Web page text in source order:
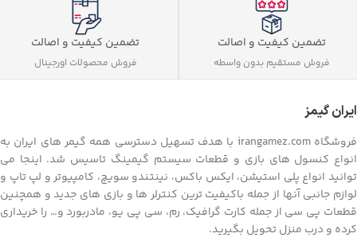
تضمین کیفیت و اصالت
فروش مستقیم بدون واسطه
تضمین کیفیت و اصالت
فروش محصولات اورجینال
ایران گیمز
فروشگاه irangamez.com با هدف تسهیل دسترسی همه گیمر های ایران به
انواع کنسول های بازی و قطعات سیستم گیمینگ تاسیس شد. اینجا می
توانید انواع پلی استیشن، ایکس باکس، نینتندو سویچ، کامپیوتر و لپ تاپ و
لوازم جانبی آنها از جمله باکیفیت ترین کنترلر ها و بازی های جدید و همچنین
قطعات پی سی از جمله کارت گرافیک، رم، سی پی یو، مادربورد و… را خریداری
کرده و درب منزل تحویل بگیرید.